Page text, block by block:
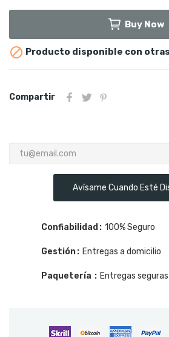
Buy Now
 Producto disponible con
Compartir
Avísame Cuando Esté
Confiabilidad 100% Seguro
Gestión Entregas a domicilio
Paquetería Entregas seguras